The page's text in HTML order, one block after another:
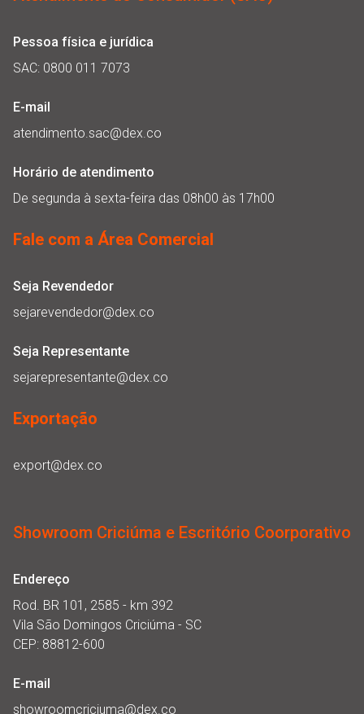
Pessoa física e jurídica
SAC: 0800 011 7073
E-mail
atendimento.sac@dex.co
Horário de atendimento
De segunda à sexta-feira das 08h00 às 17h00
Fale com a Área Comercial
Seja Revendedor
sejarevendedor@dex.co
Seja Representante
sejarepresentante@dex.co
Exportação
export@dex.co
Showroom Criciúma e Escritório Coorporativo
Endereço
Rod. BR 101, 2585 - km 392
Vila São Domingos Criciúma - SC
CEP: 88812-600
E-mail
showroomcriciuma@dex.co